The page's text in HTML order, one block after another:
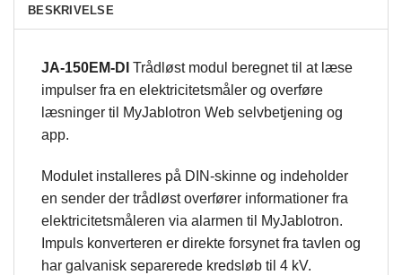
BESKRIVELSE
JA-150EM-D Trådløst modul beregnet til at læse
impulser fra en elektricitetsmåler og overføre
læsninger til MyJablotron Web selvbetjening og
app.
Modulet installeres på DIN-skinne og indeholder
en sender der trådløst overfører informationer fra
elektricitetsmåleren via alarmen til MyJablotron.
Impuls konverteren er direkte forsynet fra tavlen og
har galvanisk separerede kredsløb til 4 kV.